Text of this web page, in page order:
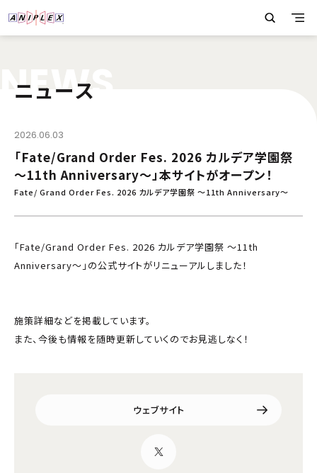
NEWS
ニュース
2026.06.03
「Fate/Grand Order Fes. 2026 カルデア学園祭
～11th Anniversary～」本サイトがオープン！
Fate/ Grand Order Fes. 2026 カルデア学園祭 ～11th Anniversary～
「Fate/Grand Order Fes. 2026 カルデア学園祭 ～11th
Anniversary～」の公式サイトがリニューアルしました！
施策詳細などを掲載しています。
また、今後も情報を随時更新していくのでお見逃しなく！
ウェブサイト